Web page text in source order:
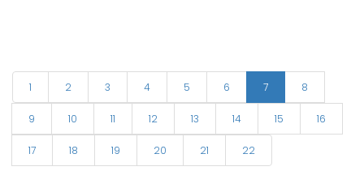
1 2 3 4 5 6 7 8
9 10 11 12 13 14 15 16
17 18 19 20 21 22